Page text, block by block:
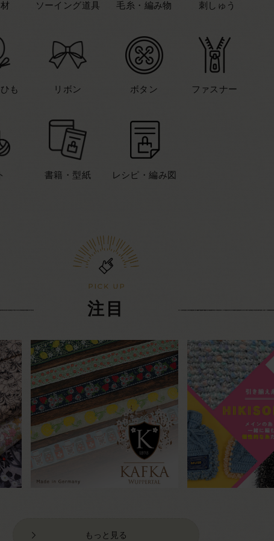
ソーイング道具 毛糸・編み物 刺しゅう
も リボン ボタン ファスナー
書籍・型紙 レシピ・編み図
注目
もっと見る